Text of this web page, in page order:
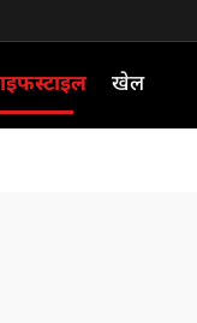
खेल